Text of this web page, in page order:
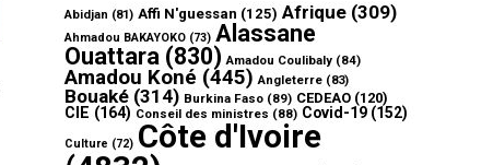
Abidjan (81) Affi N'guessan (125) Afrique (309)
Ahmadou BAKAYOKO (73) Alassane
Ouattara (830) Amadou Coulibaly (84)
Amadou Koné (445) Angleterre (83)
Bouaké (314) Burkina Faso (89) CEDEAO (120)
CIE (164) Conseil des ministres (88) Covid-19 (152)
Culture (72) Côte d'Ivoire